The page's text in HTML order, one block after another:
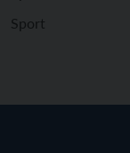
Sport